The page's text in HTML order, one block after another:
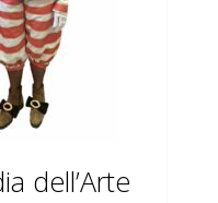
dell’Arte